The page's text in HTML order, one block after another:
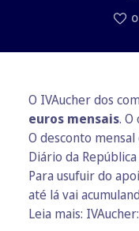
0
O IVAucher dos
euros mensais.
O desconto
Diário da República
Para usufuir do
até lá vai
Leia mais: